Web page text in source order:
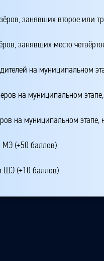
занявших второе или
занявших место
на муниципальном
на муниципальном
на муниципальном
(+50 баллов)
(+10 баллов)